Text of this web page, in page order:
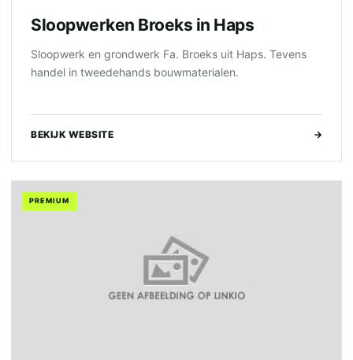
Sloopwerken Broeks in Haps
Sloopwerk en grondwerk Fa. Broeks uit Haps. Tevens
handel in tweedehands bouwmaterialen.
BEKIJK WEBSITE →
PREMIUM